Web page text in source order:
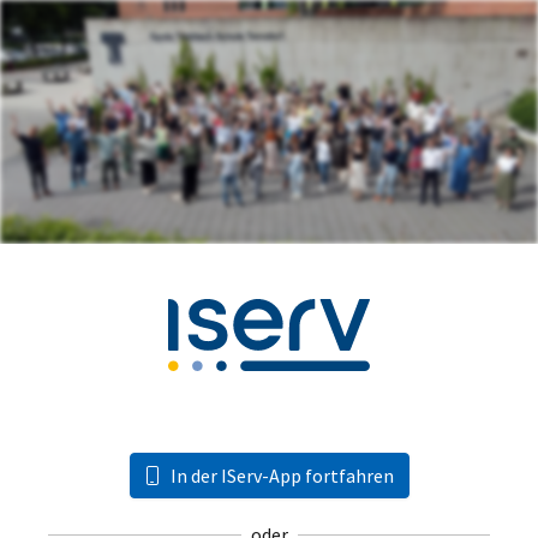
In der IServ-App fortfahren